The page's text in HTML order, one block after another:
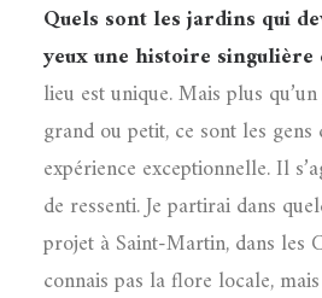
Quels sont les jardins qui
yeux une histoire singulière
lieu est unique. Mais plus
grand ou petit, ce sont les
expérience exceptionnelle. Il
de ressenti. Je partirai dans
projet à Saint-Martin, dans les
connais pas la flore locale,